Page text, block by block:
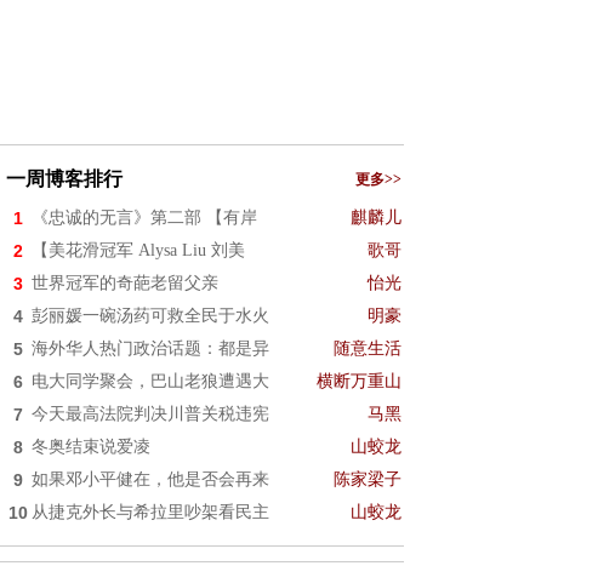
一周博客排行 更多>>
1 《忠诚的无言》第二部 【有岸 麒麟儿
2 【美花滑冠军 Alysa Liu 刘美 歌哥
3 世界冠军的奇葩老留父亲 怡光
4 彭丽媛一碗汤药可救全民于水火 明豪
5 海外华人热门政治话题：都是异 随意生活
6 电大同学聚会，巴山老狼遭遇大 横断万重山
7 今天最高法院判决川普关税违宪 马黑
8 冬奥结束说爱凌 山蛟龙
9 如果邓小平健在，他是否会再来 陈家梁子
10 从捷克外长与希拉里吵架看民主 山蛟龙